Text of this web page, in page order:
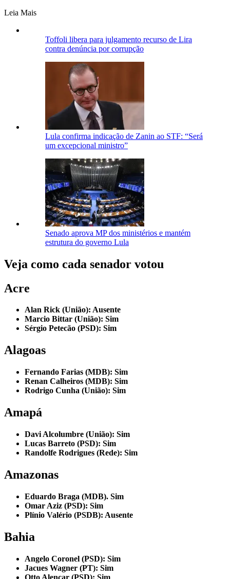
Leia Mais
Toffoli libera para julgamento recurso de Lira
contra denúncia por corrupção
Lula confirma indicação de Zanin ao STF: “Será
um excepcional ministro”
Senado aprova MP dos ministérios e mantém
estrutura do governo Lula
Veja como cada senador votou
Acre
Alan Rick (União): Ausente
Marcio Bittar (União): Sim
Sérgio Petecão (PSD): Sim
Alagoas
Fernando Farias (MDB): Sim
Renan Calheiros (MDB): Sim
Rodrigo Cunha (União): Sim
Amapá
Davi Alcolumbre (União): Sim
Lucas Barreto (PSD): Sim
Randolfe Rodrigues (Rede): Sim
Amazonas
Eduardo Braga (MDB). Sim
Omar Aziz (PSD): Sim
Plínio Valério (PSDB): Ausente
Bahia
Angelo Coronel (PSD): Sim
Jacues Wagner (PT): Sim
Otto Alencar (PSD): Sim